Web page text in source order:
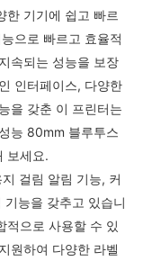
한 기기에 쉽고 빠르
으로 빠르고 효율적
속되는 성능을 보장
인터페이스, 다양한
을 갖춘 이 프린터는
능 80mm 블루투스
보세요.
걸림 알림 기능, 커
능을 갖추고 있습니
적으로 사용할 수 있
원하여 다양한 라벨